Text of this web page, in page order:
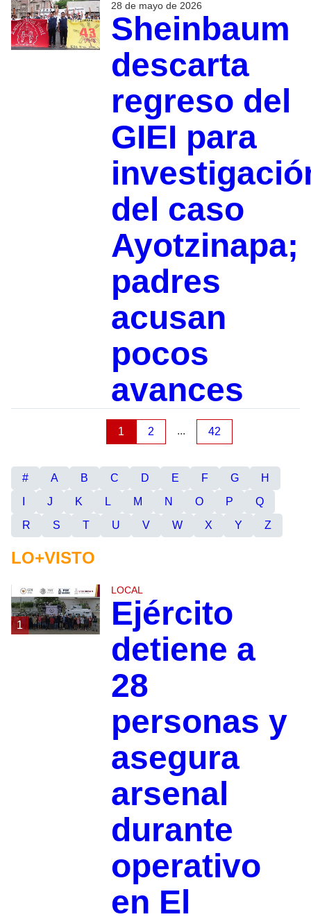
28 de mayo de 2026
Sheinbaum
descarta
regreso del
GIEI para
del caso
Ayotzinapa;
padres
acusan
pocos
avances
1 2 ... 42
# A B C D E F G
H
J K L M N O P
Q
R
S T U V W X Y Z
LO+VISTO
1
LOCAL
Ejército
detiene a
28
personas y
asegura
arsenal
durante
operativo
en El